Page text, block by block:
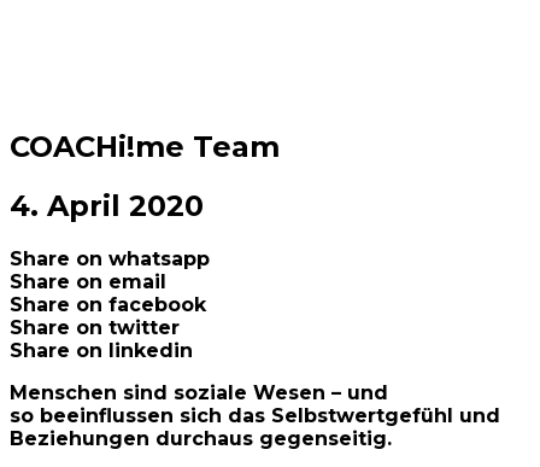
COACHi!me Team
4. April 2020
Share on whatsapp
Share on email
Share on facebook
Share on twitter
Share on linkedin
Menschen sind soziale Wesen – und
so beeinflussen sich das Selbstwertgefühl und
Beziehungen durchaus gegenseitig.